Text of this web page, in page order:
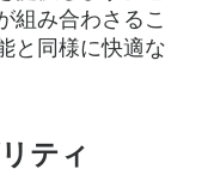
組み合わさるこ
と同様に快適な
ティ